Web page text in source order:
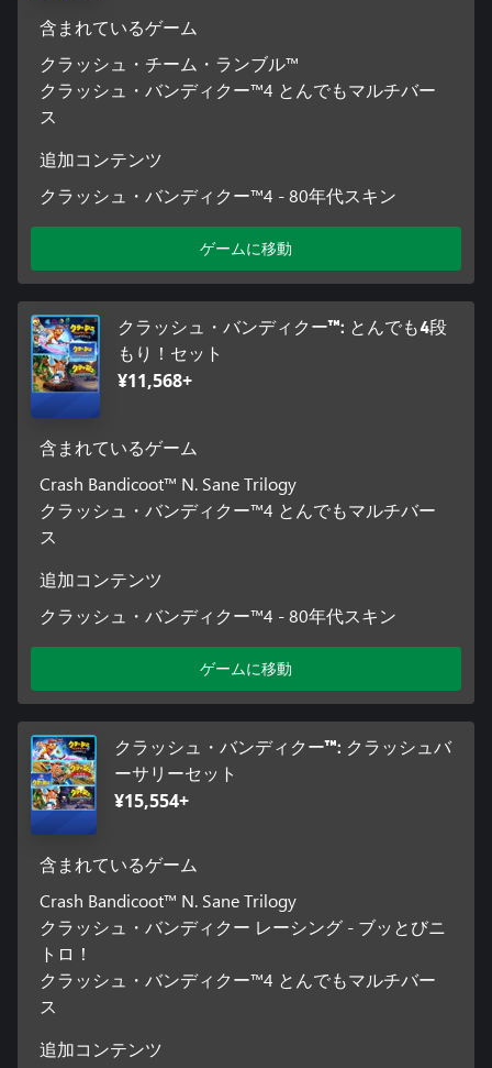
含まれているゲーム
クラッシュ・チーム・ランブル™
クラッシュ・バンディクー™4 とんでもマルチバー
ス
追加コンテンツ
クラッシュ・バンディクー™4 - 80年代スキン
ゲームに移動
クラッシュ・バンディクー™: とんでも4段
もり！セット
¥11,568+
含まれているゲーム
Crash Bandicoot™ N. Sane Trilogy
クラッシュ・バンディクー™4 とんでもマルチバー
ス
追加コンテンツ
クラッシュ・バンディクー™4 - 80年代スキン
ゲームに移動
クラッシュ・バンディクー™: クラッシュバ
ーサリーセット
¥15,554+
含まれているゲーム
Crash Bandicoot™ N. Sane Trilogy
クラッシュ・バンディクー レーシング - ブッとびニ
トロ！
クラッシュ・バンディクー™4 とんでもマルチバー
ス
追加コンテンツ